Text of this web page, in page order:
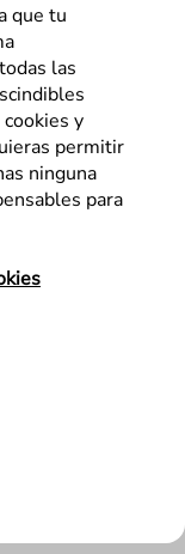
que tu
las
cookies y
permitir
ninguna
para
empresas
y
en sectores
un acceso a